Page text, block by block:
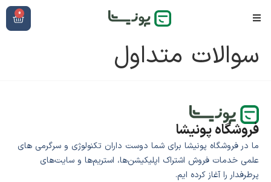
0
سوالات متداول
فروشگاه پونیشا
ما در فروشگاه پونیشا برای شما دوست داران تکنولوژی و سرگرمی های
علمی خدمات فروش اشتراک اپلیکیشن‌ها، استریم‌ها و سایت‌های
پرطرفدار را آغاز کرده ایم.